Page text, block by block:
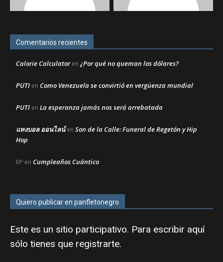
Comentarios recientes
Calorie Calculatoren¿Por qué no queman los dólares?
PUTI en Como Venezuela se convirtió en vergüenza mundial
PUTI en La esperanza jamás nos será arrebatada
แทงบอล ออนไลน์en Son de la Calle: Funeral de Regetón y Hip
Hop
Mª en Cumpleaños Cuántico
Quiero publicar en panfletonegro
Este es un sitio participativo. Para escribir aquí
sólo tienes que registrarte.